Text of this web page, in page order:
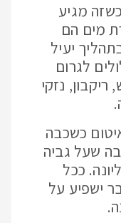
מגיע
מים הם
יעיל
לגרום
ריקבון, נזקי
כשכבה
שעל גביה
ככל
ישפיע על